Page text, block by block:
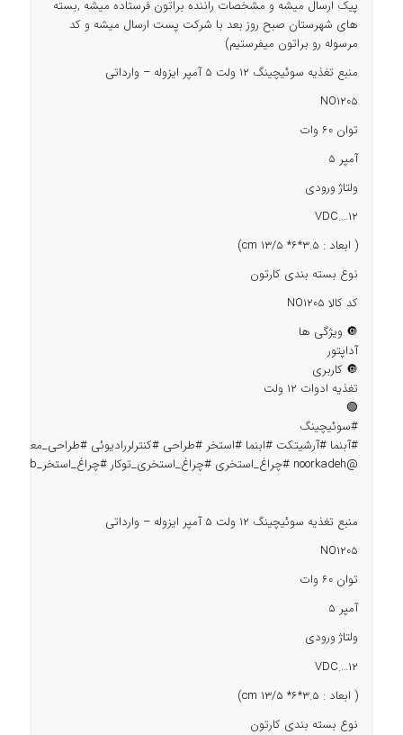
پیک ارسال میشه و مشخصات راننده براتون فرستاده میشه ,بسته
های شهرستان صبح روز بعد با شرکت پست ارسال میشه و کد
مرسوله رو براتون میفرستیم)
منبع تغذیه سوئیچینگ 12 ولت 5 آمپر ایزوله – وارداتی
NO1205
توان 60 وات
آمپر 5
ولتاژ ورودی
12….VDC
( ابعاد : cm 13/5 *6*3.5)
نوع بسته بندی کارتون
کد کالا NO1205
🔘 ویژگی ها
آداپتور
🔘 کاربری
تغذیه ادوات ۱۲ ولت
🟢
#سوئیچینگ
#آبنما #آرشیتکت #ابنما #استخر #طراحی #کنترلررادیوئی #طراحی_معماری
@noorkadeh
#چراغ_استخری #چراغ_استخری_توکار #چراغ_استخر_rgb
منبع تغذیه سوئیچینگ 12 ولت 5 آمپر ایزوله – وارداتی
NO1205
توان 60 وات
آمپر 5
ولتاژ ورودی
12….VDC
( ابعاد : cm 13/5 *6*3.5)
نوع بسته بندی کارتون